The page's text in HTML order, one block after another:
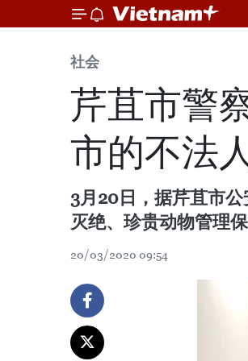
社会
芹苴市警
市的不法
3月20日，据芹苴市
灭绝、珍贵动物管理
20/03/2020 09:54